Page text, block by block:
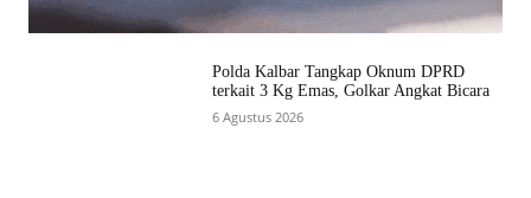
Polda Kalbar Tangkap Oknum DPRD
terkait 3 Kg Emas, Golkar Angkat Bicara
6 Agustus 2026